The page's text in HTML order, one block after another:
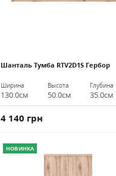
Шанталь Тумба RTV2D1S Гербор
Ширина
130.0см
Высота
50.0см
Глубина
35.0см
4 140 грн
НОВИНКА